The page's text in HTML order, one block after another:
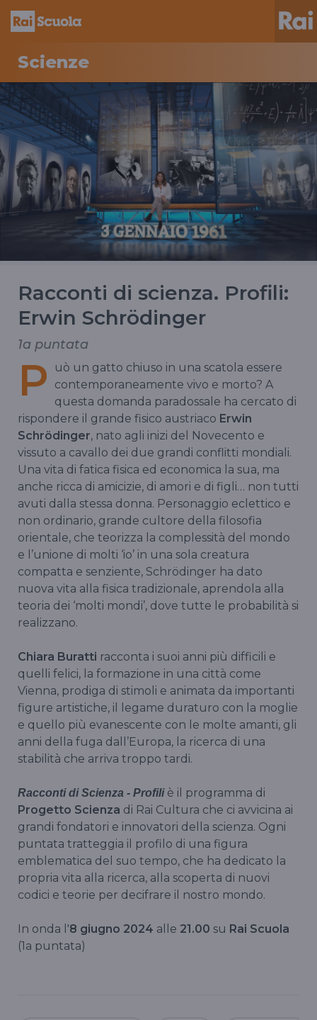
Scienze
Racconti di scienza. Profili:
Erwin Schrödinger
1a puntata
P
uò un gatto chiuso in una scatola essere
contemporaneamente vivo e morto? A
questa domanda paradossale ha cercato di
rispondere il grande fisico austriaco Erwin
Schrödinger, nato agli inizi del Novecento e
vissuto a cavallo dei due grandi conflitti mondiali.
Una vita di fatica fisica ed economica la sua, ma
anche ricca di amicizie, di amori e di figli… non tutti
avuti dalla stessa donna. Personaggio eclettico e
non ordinario, grande cultore della filosofia
orientale, che teorizza la complessità del mondo
e l’unione di molti ‘io’ in una sola creatura
compatta e senziente, Schrödinger ha dato
nuova vita alla fisica tradizionale, aprendola alla
teoria dei ‘molti mondi’, dove tutte le probabilità si
realizzano.
Chiara Buratti racconta i suoi anni più difficili e
quelli felici, la formazione in una città come
Vienna, prodiga di stimoli e animata da importanti
figure artistiche, il legame duraturo con la moglie
e quello più evanescente con le molte amanti, gli
anni della fuga dall’Europa, la ricerca di una
stabilità che arriva troppo tardi.
Racconti di Scienza - Profiliè il programma di
Progetto Scienza di Rai Cultura che ci avvicina ai
grandi fondatori e innovatori della scienza. Ogni
puntata tratteggia il profilo di una figura
emblematica del suo tempo, che ha dedicato la
propria vita alla ricerca, alla scoperta di nuovi
codici e teorie per decifrare il nostro mondo.
In onda l'8 giugno 2024 alle 21.00 su Rai Scuola
(1a puntata)